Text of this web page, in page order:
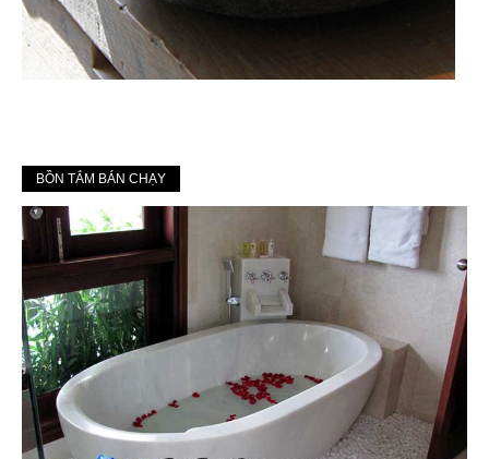
BỒN TẮM BÁN CHẠY